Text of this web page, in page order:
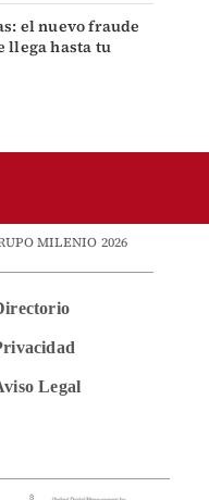
el nuevo fraude
llega hasta tu
MILENIO 2026
Legal